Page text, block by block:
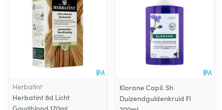
Herbatint
Herbatint 8d Licht
Klorane Capil. Sh
Duizendguldenkruid Fl